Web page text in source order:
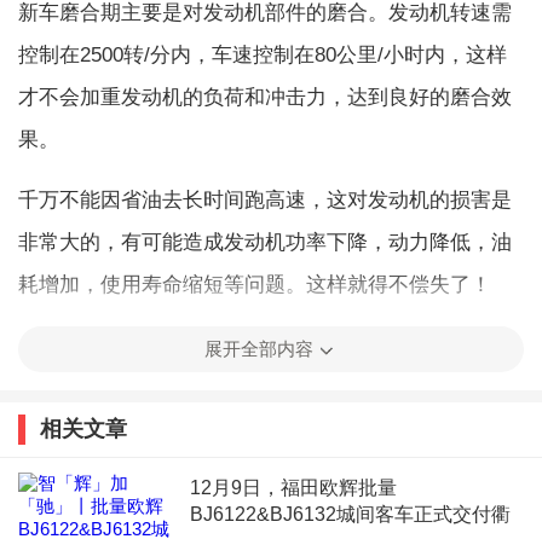
新车磨合期主要是对发动机部件的磨合。发动机转速需
控制在2500转/分内，车速控制在80公里/小时内，这样
才不会加重发动机的负荷和冲击力，达到良好的磨合效
果。
千万不能因省油去长时间跑高速，这对发动机的损害是
非常大的，有可能造成发动机功率下降，动力降低，油
耗增加，使用寿命缩短等问题。这样就得不偿失了！
变化，以及不降反升的情况也是有的。
展开全部内容
相关文章
12月9日，福田欧辉批量
BJ6122&BJ6132城间客车正式交付衢